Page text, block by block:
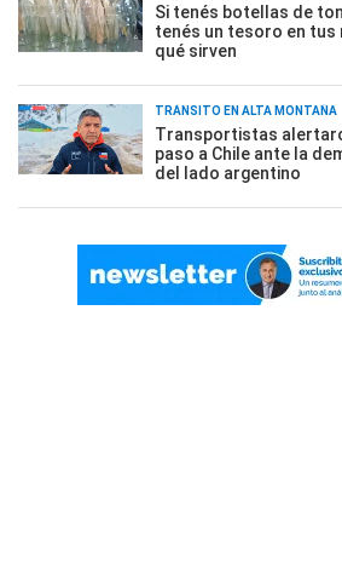
Si tenés botellas de
tenés un tesoro en tus
qué sirven
TRÁNSITO EN ALTA MONTAÑA
Transportistas
paso a Chile ante la
del lado argentino